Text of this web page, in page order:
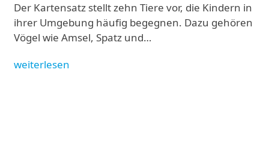
Der Kartensatz stellt zehn Tiere vor, die Kindern in
ihrer Umgebung häufig begegnen. Dazu gehören
Vögel wie Amsel, Spatz und…
weiterlesen